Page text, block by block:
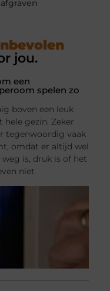
jou.
een
spelen zo
boven een leuk
gezin. Zeker
tegenwoordig vaak
omdat er altijd wel
weg is, druk is of het
niet